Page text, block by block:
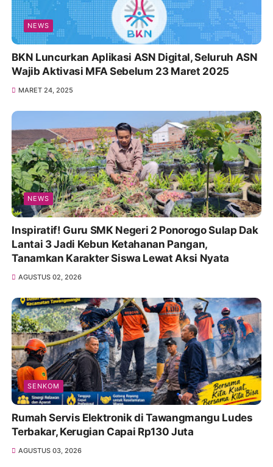
NEWS
BKN Luncurkan Aplikasi ASN Digital, Seluruh ASN
Wajib Aktivasi MFA Sebelum 23 Maret 2025
MARET 24, 2025
NEWS
Inspiratif! Guru SMK Negeri 2 Ponorogo Sulap Dak
Lantai 3 Jadi Kebun Ketahanan Pangan,
Tanamkan Karakter Siswa Lewat Aksi Nyata
AGUSTUS 02, 2026
SENKOM
Rumah Servis Elektronik di Tawangmangu Ludes
Terbakar, Kerugian Capai Rp130 Juta
AGUSTUS 03, 2026